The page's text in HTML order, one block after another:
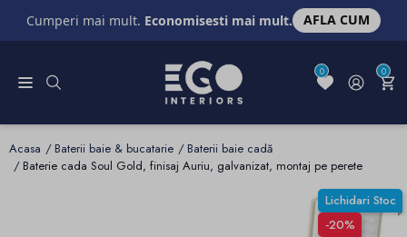
Cumperi mai mult. Economisesti mai mult. AFLA CUM
0 0
Acasa Baterii baie & bucatarie
Baterii baie cadă
Baterie cada Soul Gold, finisaj Auriu, galvanizat, montaj pe perete
Lichidari Stoc
-20%